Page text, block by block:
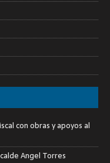
con obras y apoyos al
Angel Torres